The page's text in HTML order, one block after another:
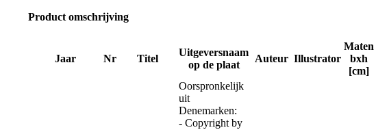
Product omschrijving
Jaar Nr Titel
Uitgeversnaam
op de plaat
Auteur Illustrator
Maten
bxh
[cm]
Oorspronkelijk
uit
Denemarken:
- Copyright by